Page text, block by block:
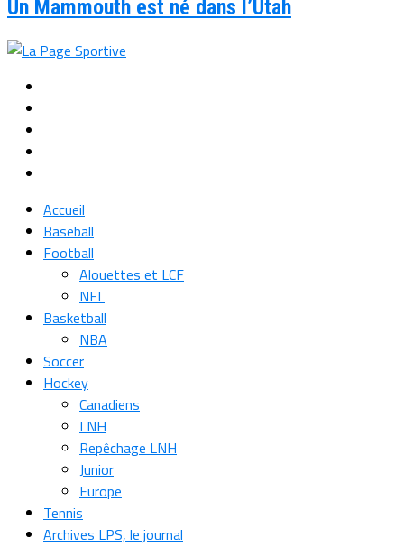
Un Mammouth est né dans l’Utah
Accueil
Baseball
Football
Alouettes et LCF
NFL
Basketball
NBA
Soccer
Hockey
Canadiens
LNH
Repêchage LNH
Junior
Europe
Tennis
Archives LPS, le journal